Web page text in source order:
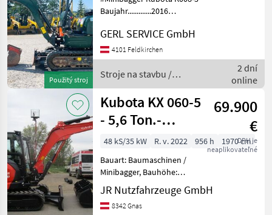
MARKETPLACE
Marketplace
Nabídky
prodejců
Inzeráty
Použitý stroj
Baujahr.............2016
Stundenzähler.......1230
Motor...............7, 4 kW, 3 Zyl.
Kubota Gewicht.........
GERL SERVICE GmbH
4101 Feldkirchen
Stroje na stavbu /
Kubota
2 dní
online
Kubota KX 060-5
- 5,6 Ton.-
Powertilt +
hydraul. Schnel
69.900
€
DPH je
neaplikovateľné
48 kS/35 kW R. v. 2022 956 h
1970 cm
Bauart: Baumaschinen /
Minibagger, Bauhöhe:
2550mm, Anbaugeräte:
Schnellwechsler, Löffel,
Sonderausstattung: 3.
JR Nutzfahrzeuge GmbH
8342 Gnas